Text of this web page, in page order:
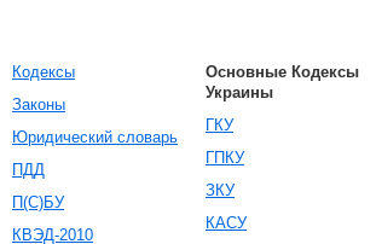
Кодексы
Законы
Юридический словарь
ПДД
П(С)БУ
КВЭД-2010
Основные Кодексы
Украины
ГКУ
ГПКУ
ЗКУ
КАСУ